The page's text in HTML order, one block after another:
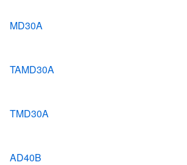
MD30A
TAMD30A
TMD30A
AD40B